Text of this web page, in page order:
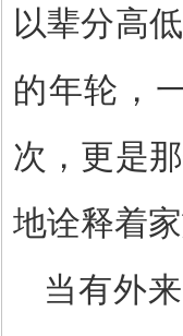
以辈分高
的年轮，
次，更是
地诠释着
当有外